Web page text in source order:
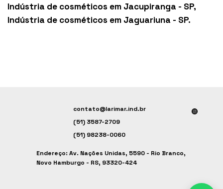
Indústria de cosméticos em Jacupiranga - SP,
Indústria de cosméticos em Jaguariuna - SP.
contato@larimar.ind.br
(51) 3587-2709
(51) 98238-0060
Endereço: Av. Nações Unidas, 5590 - Rio Branco,
Novo Hamburgo - RS, 93320-424